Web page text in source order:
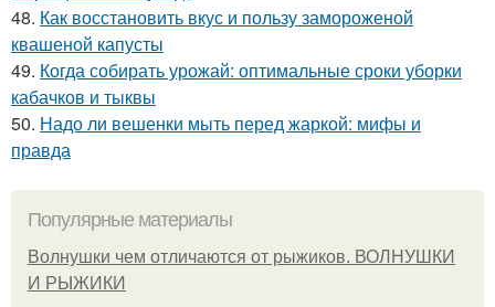
48. Как восстановить вкус и пользу замороженой
квашеной капусты
49. Когда собирать урожай: оптимальные сроки уборки
кабачков и тыквы
50. Надо ли вешенки мыть перед жаркой: мифы и
правда
Популярные материалы
Волнушки чем отличаются от рыжиков. ВОЛНУШКИ
И РЫЖИКИ